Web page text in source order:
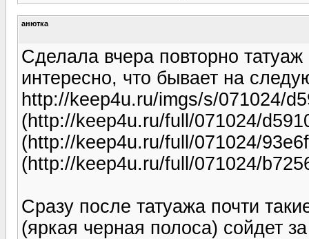
анютка
Сделала вчера повторно
интересно, что бывает на
http://keep4u.ru/imgs/s/071024/
(http://keep4u.ru/full/071024/
(http://keep4u.ru/full/071024/
(http://keep4u.ru/full/071024/
Сразу после татуажа почти
(яркая черная полоса) сойдет